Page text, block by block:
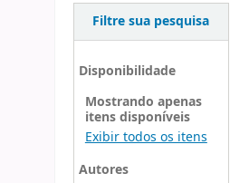
Filtre sua pesquisa
Disponibilidade
Mostrando apenas
itens disponíveis
Exibir todos os itens
Autores